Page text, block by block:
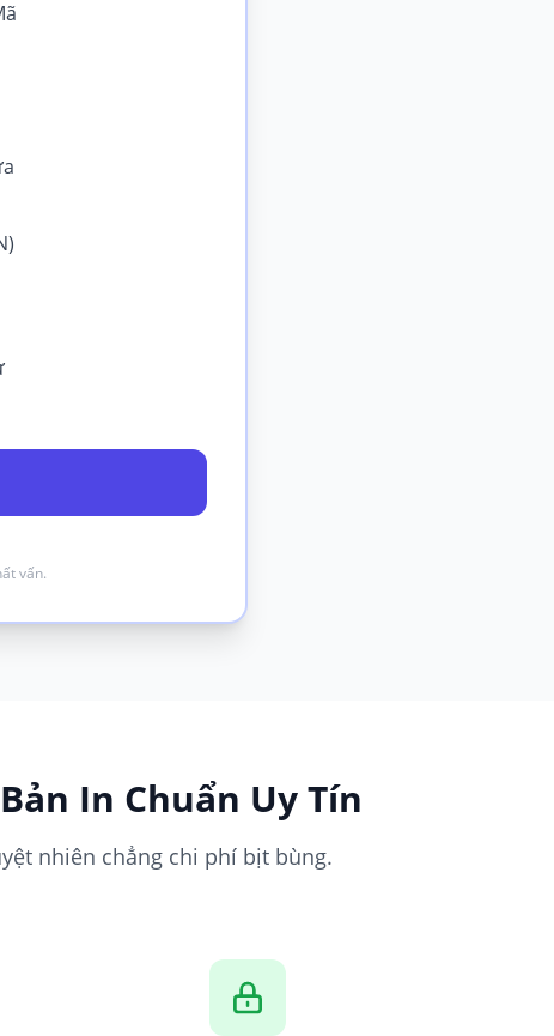
vấn.
In Chuẩn Uy Tín
nhiên chẳng chi phí bịt bùng.